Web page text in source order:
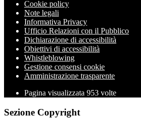
Cookie policy
Note legali
Informativa Privacy
Ufficio Relazioni con il Pubblico
Dichiarazione di accessibilità
Obiettivi di accessibilità
Whistleblowing
Gestione consensi cookie
Amministrazione trasparente
Pagina visualizzata 953 volte
Sezione Copyright